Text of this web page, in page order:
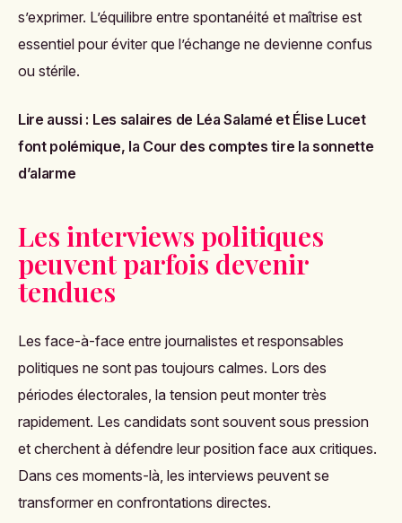
s’exprimer. L’équilibre entre spontanéité et maîtrise est
essentiel pour éviter que l’échange ne devienne confus
ou stérile.
Lire aussi : Les salaires de Léa Salamé et Élise Lucet
font polémique, la Cour des comptes tire la sonnette
d’alarme
Les interviews politiques
peuvent parfois devenir
tendues
Les face-à-face entre journalistes et responsables
politiques ne sont pas toujours calmes. Lors des
périodes électorales, la tension peut monter très
rapidement. Les candidats sont souvent sous pression
et cherchent à défendre leur position face aux critiques.
Dans ces moments-là, les interviews peuvent se
transformer en confrontations directes.